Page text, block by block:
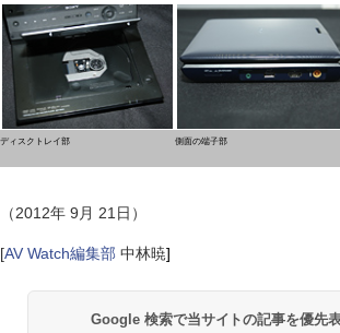
ディスクトレイ部 側面の端子部
（2012年 9月 21日）
[AV Watch編集部 中林暁]
Google 検索で当サイトの記事を優先